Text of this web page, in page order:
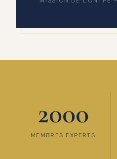
2000
MEMBRES EXPERTS